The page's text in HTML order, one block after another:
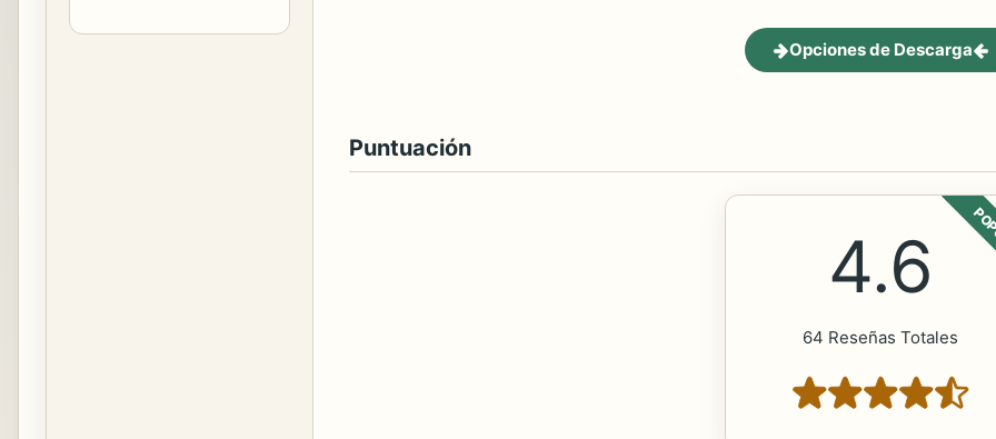
Opciones de Descarga
Puntuación
4.6
64 Reseñas Totales